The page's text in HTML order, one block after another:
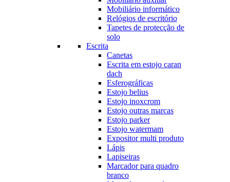
Mobiliário informático
Relógios de escritório
Tapetes de protecção de
solo
Escrita
Canetas
Escrita em estojo caran
dach
Esferográficas
Estojo belius
Estojo inoxcrom
Estojo outras marcas
Estojo parker
Estojo watermam
Expositor multi produto
Lápis
Lapiseiras
Marcador para quadro
branco